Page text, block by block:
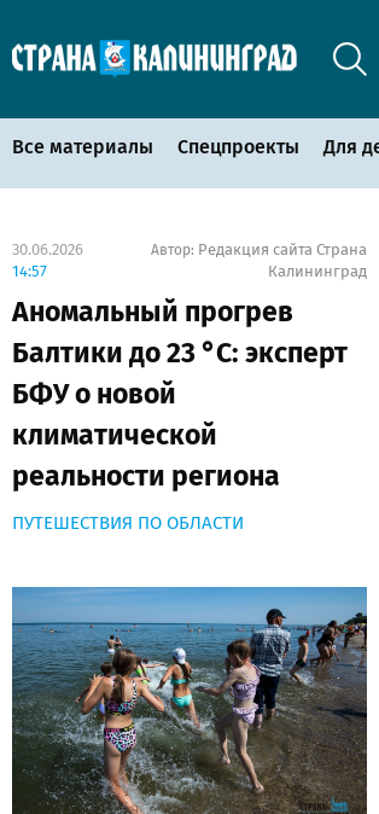
Все материалы Спецпроекты Для
30.06.2026
14:57
Автор: Редакция сайта Страна
Калининград
Аномальный прогрев
Балтики до 23 °C: эксперт
БФУ о новой
климатической
реальности региона
ПУТЕШЕСТВИЯ ПО ОБЛАСТИ